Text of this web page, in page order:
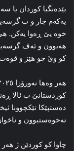
بێده‌نگیا کوردان یا
یه‌که‌م جار و ب
خوه‌ یێ ڕه‌وا یه‌کن.
هه‌بوون و ئه‌ڤ
کو وێ چو هێز و قوه‌ت
کوردستانێ ب ئالا
ده‌ستپێکا تێکچوونا
نه‌خوه‌ستبوون و
چاوا کو کوردێن ژ